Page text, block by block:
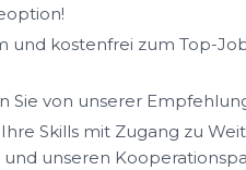
und kostenfrei zum Top-
Sie von unserer
Ihre Skills mit Zugang zu
unseren